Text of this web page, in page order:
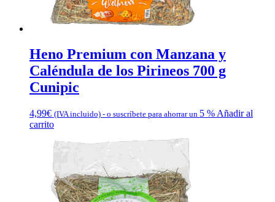
Heno Premium con Manzana y
Caléndula de los Pirineos 700 g
Cunipic
4,99€ (IVA incluido) - o suscríbete para ahorrar un 5 % Añadir al
carrito